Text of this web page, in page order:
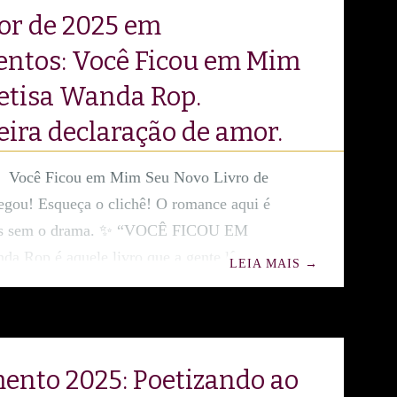
a essência, a força e a soberania feminina.
de 2025 em
Você Ficou em Mim
Wanda Rop.
declaração de amor.
Você Ficou em Mim Seu Novo Livro de
​Esqueça o clichê! O romance aqui é
sem o drama. ✨ “VOCÊ FICOU EM
Rop é aquele livro que a gente lê e
a autora leu meus pensamentos? É a prova
de intensidade e aquela sensação gostosa
LEIA MAIS →
2025: Poetizando ao